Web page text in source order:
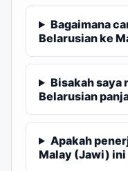
Bagaimana
Belarusian ke
Bisakah saya
Belarusian
Apakah
Malay (Jawi)